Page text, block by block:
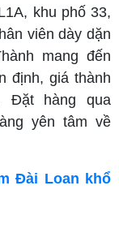
khu phố 33,
viên dày dặn
mang đến
định, giá thành
Đặt hàng qua
yên tâm về
Đài Loan khổ